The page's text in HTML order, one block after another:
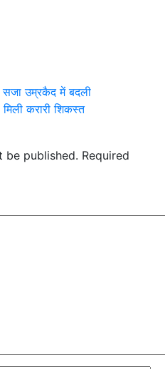
सजा उम्रकैद में बदली
करारी शिकस्त
be published. Required